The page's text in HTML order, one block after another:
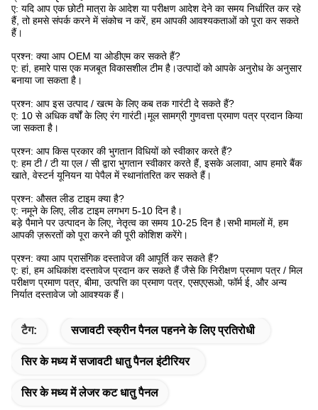
ए: यदि आप एक छोटी मात्रा के आदेश या परीक्षण आदेश देने का समय निर्धारित कर रहे
हैं, तो हमसे संपर्क करने में संकोच न करें, हम आपकी आवश्यकताओं को पूरा कर सकते
हैं।
प्रश्न: क्या आप OEM या ओडीएम कर सकते हैं?
ए: हां, हमारे पास एक मजबूत विकासशील टीम है।उत्पादों को आपके अनुरोध के अनुसार
बनाया जा सकता है।
प्रश्न: आप इस उत्पाद / खत्म के लिए कब तक गारंटी दे सकते हैं?
ए: 10 से अधिक वर्षों के लिए रंग गारंटी।मूल सामग्री गुणवत्ता प्रमाण पत्र प्रदान किया
जा सकता है।
प्रश्न: आप किस प्रकार की भुगतान विधियों को स्वीकार करते हैं?
ए: हम टी / टी या एल / सी द्वारा भुगतान स्वीकार करते हैं, इसके अलावा, आप हमारे बैंक
खाते, वेस्टर्न यूनियन या पेपैल में स्थानांतरित कर सकते हैं।
प्रश्न: औसत लीड टाइम क्या है?
ए: नमूने के लिए, लीड टाइम लगभग 5-10 दिन है।
बड़े पैमाने पर उत्पादन के लिए, नेतृत्व का समय 10-25 दिन है।सभी मामलों में, हम
आपकी ज़रूरतों को पूरा करने की पूरी कोशिश करेंगे।
प्रश्न: क्या आप प्रासंगिक दस्तावेज की आपूर्ति कर सकते हैं?
ए: हां, हम अधिकांश दस्तावेज प्रदान कर सकते हैं जैसे कि निरीक्षण प्रमाण पत्र / मिल
परीक्षण प्रमाण पत्र, बीमा, उत्पत्ति का प्रमाण पत्र, एसएएसओ, फॉर्म ई, और अन्य
निर्यात दस्तावेज जो आवश्यक हैं।
टैग: सजावटी स्क्रीन पैनल पहनने के लिए प्रतिरोधी
सिर के मध्य में सजावटी धातु पैनल इंटीरियर
सिर के मध्य में लेजर कट धातु पैनल